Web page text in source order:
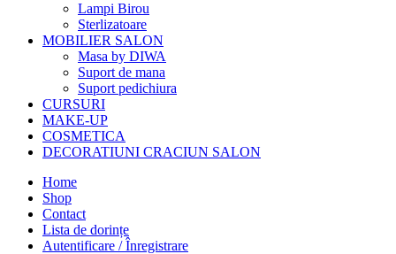
Lampi Birou
Sterlizatoare
MOBILIER SALON
Masa by DIWA
Suport de mana
Suport pedichiura
CURSURI
MAKE-UP
COSMETICA
DECORATIUNI CRACIUN SALON
Home
Shop
Contact
Lista de dorințe
Autentificare / Înregistrare